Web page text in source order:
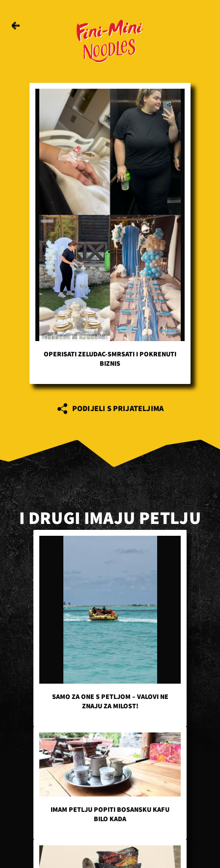
OPERISATI ZELUDAC-SMRSATI I POKRENUTI
BIZNIS
PODIJELI S PRIJATELJIMA
I DRUGI IMAJU PETLJU
SAMO ZA ONE S PETLJOM – VALOVI NE
ZNAJU ZA MILOST!
IMAM PETLJU POPITI BOSANSKU KAFU
BILO KADA